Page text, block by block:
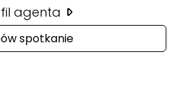
agenta
spotkanie